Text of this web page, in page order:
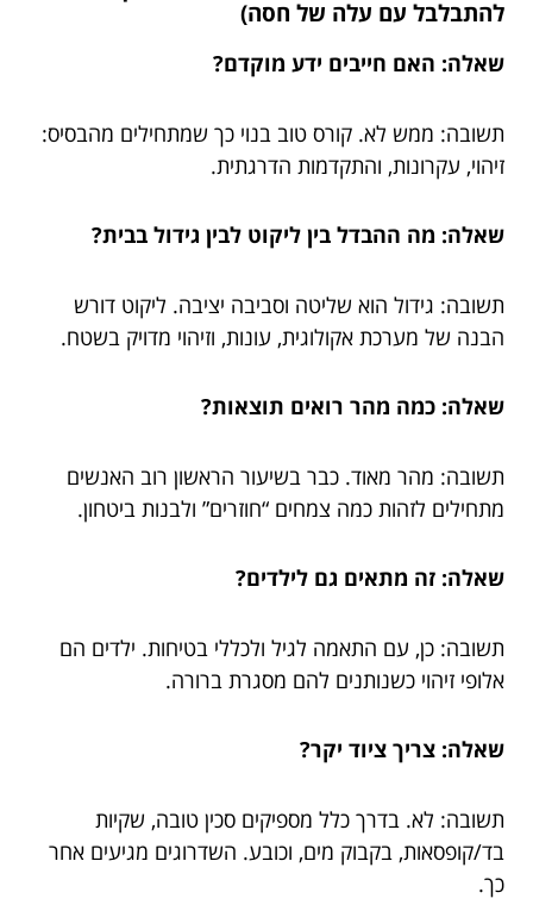
להתבלבל עם עלה של חסה)
שאלה: האם חייבים ידע מוקדם?
תשובה: ממש לא. קורס טוב בנוי כך שמתחילים מהבסיס:
זיהוי, עקרונות, והתקדמות הדרגתית.
שאלה: מה ההבדל בין ליקוט לבין גידול בבית?
תשובה: גידול הוא שליטה וסביבה יציבה. ליקוט דורש
הבנה של מערכת אקולוגית, עונות, וזיהוי מדויק בשטח.
שאלה: כמה מהר רואים תוצאות?
תשובה: מהר מאוד. כבר בשיעור הראשון רוב האנשים
מתחילים לזהות כמה צמחים “חוזרים” ולבנות ביטחון.
שאלה: זה מתאים גם לילדים?
תשובה: כן, עם התאמה לגיל ולכללי בטיחות. ילדים הם
אלופי זיהוי כשנותנים להם מסגרת ברורה.
שאלה: צריך ציוד יקר?
תשובה: לא. בדרך כלל מספיקים סכין טובה, שקיות
בד/קופסאות, בקבוק מים, וכובע. השדרוגים מגיעים אחר
כך.